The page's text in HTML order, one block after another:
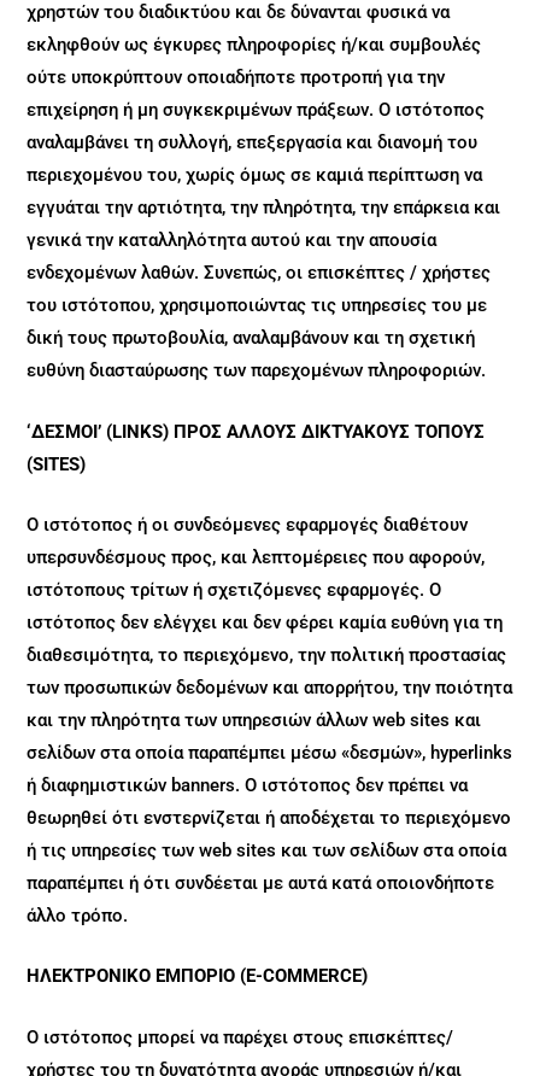
χρηστών του διαδικτύου και δε δύνανται φυσικά να
εκληφθούν ως έγκυρες πληροφορίες ή/και συμβουλές
ούτε υποκρύπτουν οποιαδήποτε προτροπή για την
επιχείρηση ή μη συγκεκριμένων πράξεων. Ο ιστότοπος
αναλαμβάνει τη συλλογή, επεξεργασία και διανομή του
περιεχομένου του, χωρίς όμως σε καμιά περίπτωση να
εγγυάται την αρτιότητα, την πληρότητα, την επάρκεια και
γενικά την καταλληλότητα αυτού και την απουσία
ενδεχομένων λαθών. Συνεπώς, οι επισκέπτες / χρήστες
του ιστότοπου, χρησιμοποιώντας τις υπηρεσίες του με
δική τους πρωτοβουλία, αναλαμβάνουν και τη σχετική
ευθύνη διασταύρωσης των παρεχομένων πληροφοριών.
‘ΔΕΣΜΟΙ’ (LINKS) ΠΡΟΣ ΑΛΛΟΥΣ ΔΙΚΤΥΑΚΟΥΣ ΤΟΠΟΥΣ
(SITES)
Ο ιστότοπος ή οι συνδεόμενες εφαρμογές διαθέτουν
υπερσυνδέσμους προς, και λεπτομέρειες που αφορούν,
ιστότοπους τρίτων ή σχετιζόμενες εφαρμογές. Ο
ιστότοπος δεν ελέγχει και δεν φέρει καμία ευθύνη για τη
διαθεσιμότητα, το περιεχόμενο, την πολιτική προστασίας
των προσωπικών δεδομένων και απορρήτου, την ποιότητα
και την πληρότητα των υπηρεσιών άλλων web sites και
σελίδων στα οποία παραπέμπει μέσω «δεσμών», hyperlinks
ή διαφημιστικών banners. Ο ιστότοπος δεν πρέπει να
θεωρηθεί ότι ενστερνίζεται ή αποδέχεται το περιεχόμενο
ή τις υπηρεσίες των web sites και των σελίδων στα οποία
παραπέμπει ή ότι συνδέεται με αυτά κατά οποιονδήποτε
άλλο τρόπο.
ΗΛΕΚΤΡΟΝΙΚΟ ΕΜΠΟΡΙΟ (E-COMMERCE)
Ο ιστότοπος μπορεί να παρέχει στους επισκέπτες/
χρήστες του τη δυνατότητα αγοράς υπηρεσιών ή/και